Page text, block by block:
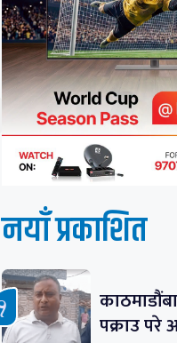
नयाँ प्रकाशित
पक्राउ परे